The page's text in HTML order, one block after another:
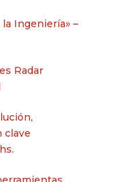
la Ingeniería» –
Radar
clave